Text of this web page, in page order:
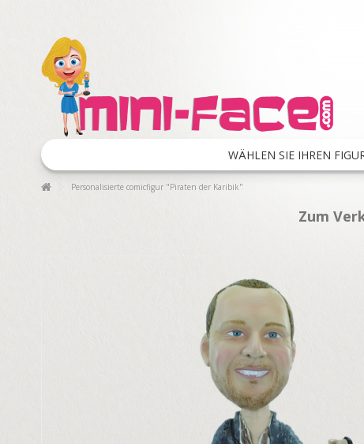
WÄHLEN SIE IHREN
Personalisierte comicfigur "Piraten der Karibik"
Zum